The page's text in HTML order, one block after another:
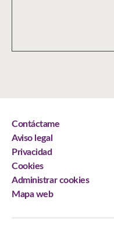
Contáctame
Aviso legal
Privacidad
Cookies
Administrar cookies
Mapa web